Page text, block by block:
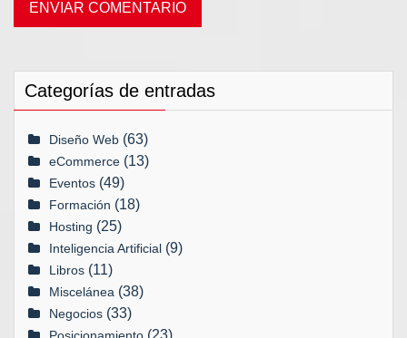
Categorías de entradas
Diseño Web (63)
eCommerce (13)
Eventos (49)
Formación (18)
Hosting (25)
Inteligencia Artificial (9)
Libros (11)
Miscelánea (38)
Negocios (33)
(23)